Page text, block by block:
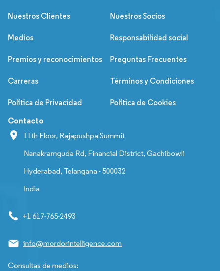
Nuestros Clientes Nuestros Socios
Medios Responsabilidad social
Premios y reconocimientos Preguntas Frecuentes
Carreras Términos y Condiciones
Política de Privacidad Política de Cookies
Contacto
11th Floor, Rajapushpa Summit
Nanakramguda Rd, Financial District, Gachibowli
Hyderabad, Telangana - 500032
India
+1 617-765-2493
info@mordorintelligence.com
Consultas de medios: